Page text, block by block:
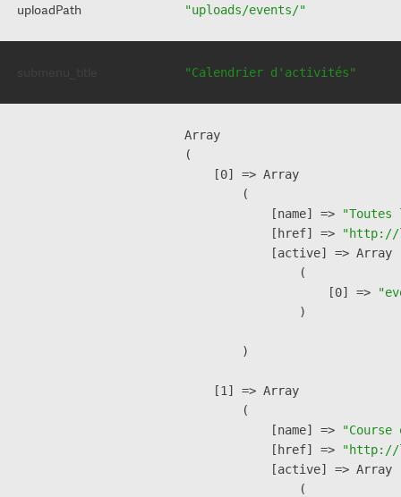
uploadPath "uploads/events/"
"Calendrier d'activités"
Array
(
    [0] => Array
        (
            [name] =>
            [href] =>
"http://
            [active] => Array
                (
                    [0] =>
                )
        )
    [1] => Array
        (
            [name] =>
            [href] =>
"http://
            [active] => Array
                (